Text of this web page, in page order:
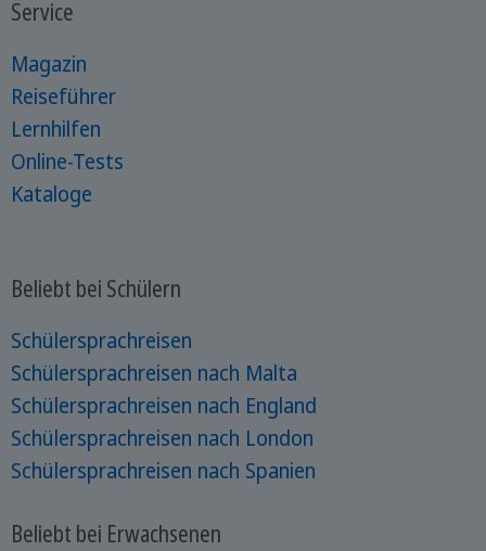
Service
Magazin
Reiseführer
Lernhilfen
Online-Tests
Kataloge
Beliebt bei Schülern
Schülersprachreisen
Schülersprachreisen nach Malta
Schülersprachreisen nach England
Schülersprachreisen nach London
Schülersprachreisen nach Spanien
Beliebt bei Erwachsenen